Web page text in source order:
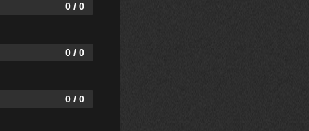
0 / 0
0 / 0
0 / 0